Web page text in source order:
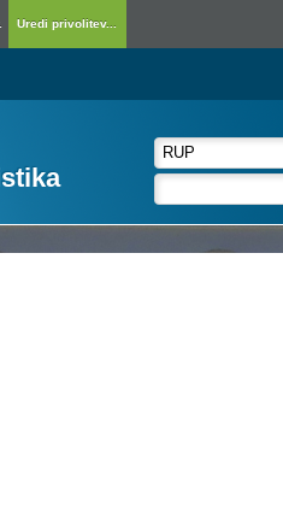
Uredi privolitev...